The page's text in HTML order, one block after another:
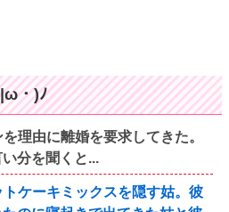
・)ﾉ
理由に離婚を要求してきた。
分を聞くと...
ケーキミックスを隠す姑。彼